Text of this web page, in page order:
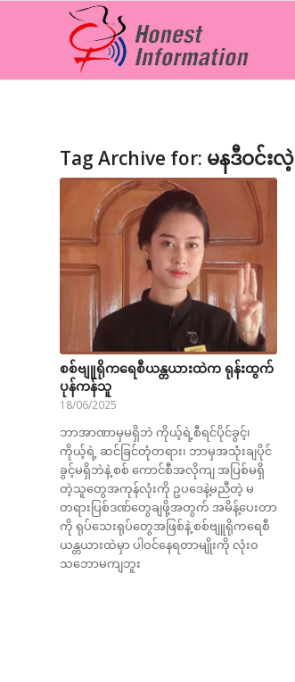
Tag Archive for: မနဒီဝင်းလဲ့
စစ်ဗျူရိုကရေစီယန္တယားထဲက ရုန်းထွက်
ပုန်ကန်သူ
18/06/2025
ဘာအာဏာမှမရှိဘဲ ကိုယ့်ရဲ့စီရင်ပိုင်ခွင့်၊
ကိုယ့်ရဲ့ ဆင်ခြင်တုံတရား၊ ဘာမှအသုံးချပိုင်
ခွင့်မရှိဘဲနဲ့ စစ် ကောင်စီအလိုကျ အပြစ်မရှိ
တဲ့သူတွေအကုန်လုံးကို ဥပဒေနဲ့မညီတဲ့ မ
တရားပြစ်ဒဏ်တွေချဖို့အတွက် အမိန့်ပေးတာ
ကို ရုပ်သေးရုပ်တွေအဖြစ်နဲ့ စစ်ဗျူရိုကရေစီ
ယန္တယားထဲမှာ ပါဝင်နေရတာမျိုးကို လုံးဝ
သဘောမကျဘူး